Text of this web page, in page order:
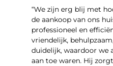
“We zijn erg blij met
de aankoop van ons
professioneel en
vriendelijk,
duidelijk, waardoor we
aan toe waren. Hij